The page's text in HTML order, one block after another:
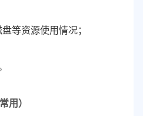
等资源使用情况；
用）